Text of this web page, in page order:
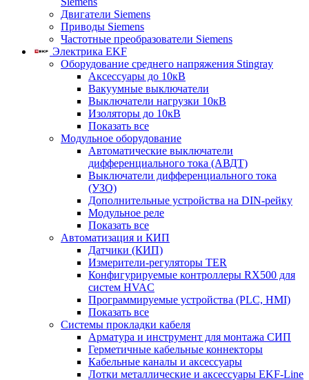
Двигатели Siemens
Приводы Siemens
Частотные преобразователи Siemens
Электрика EKF
Оборудование среднего напряжения Stingray
Аксессуары до 10кВ
Вакуумные выключатели
Выключатели нагрузки 10кВ
Изоляторы до 10кВ
Показать все
Модульное оборудование
Автоматические выключатели
дифференциального тока (АВДТ)
Выключатели дифференциального тока
(УЗО)
Дополнительные устройства на DIN-рейку
Модульное реле
Показать все
Автоматизация и КИП
Датчики (КИП)
Измерители-регуляторы TER
Конфигурируемые контроллеры RX500 для
систем HVAC
Программируемые устройства (PLC, HMI)
Показать все
Системы прокладки кабеля
Арматура и инструмент для монтажа СИП
Герметичные кабельные коннекторы
Кабельные каналы и аксессуары
Лотки металлические и аксессуары EKF-Line